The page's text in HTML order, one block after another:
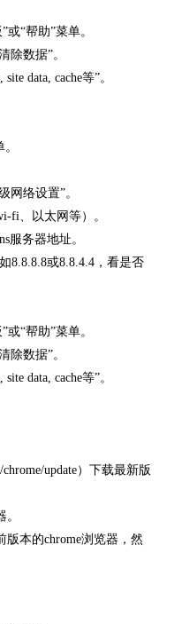
“帮助”菜单。
除数据”。
data, cache等”。
网络设置”。
fi、以太网等）。
服务器地址。
8.8.8.8或8.8.4.4，看是否
“帮助”菜单。
除数据”。
data, cache等”。
chrome/update）下载最新版
本的chrome浏览器，然